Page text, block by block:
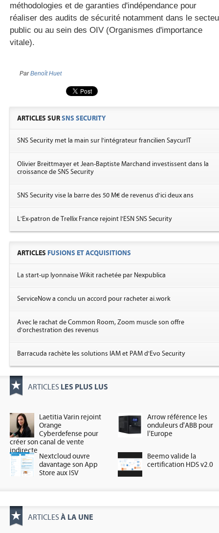
méthodologies et de garanties d'indépendance pour
réaliser des audits de sécurité notamment dans le
public ou au sein des OIV (Organismes d'importance
vitale).
ParBenoît Huet
ARTICLES SURSNS SECURITY
SNS Security met la main sur l'intégrateur francilien SaycurIT
Olivier Breittmayer et Jean-Baptiste Marchand investissent dans la
croissance de SNS Security
SNS Security vise la barre des 50 M€ de revenus d'ici deux ans
L'Ex-patron de Trellix France rejoint l'ESN SNS Security
ARTICLES FUSIONS ET ACQUISITIONS
La start-up lyonnaise Wikit rachetée par Nexpublica
ServiceNow a conclu un accord pour racheter ai.work
Avec le rachat de Common Room, Zoom muscle son offre
d'orchestration des revenus
Barracuda rachète les solutions IAM et PAM d'Evo Security
ARTICLES LES PLUS LUS
Laetitia Varin rejoint
Orange
Cyberdefense pour
créer son canal de vente
indirecte
Arrow référence les
onduleurs d'ABB pour
l'Europe
Nextcloud ouvre
davantage son App
Store aux ISV
Beemo valide la
certification HDS v2.0
ARTICLES À LA UNE